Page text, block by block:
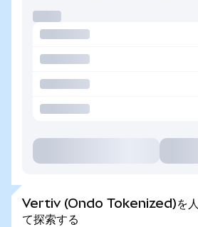
Vertiv (Ondo Tokenized)を人
て探索する